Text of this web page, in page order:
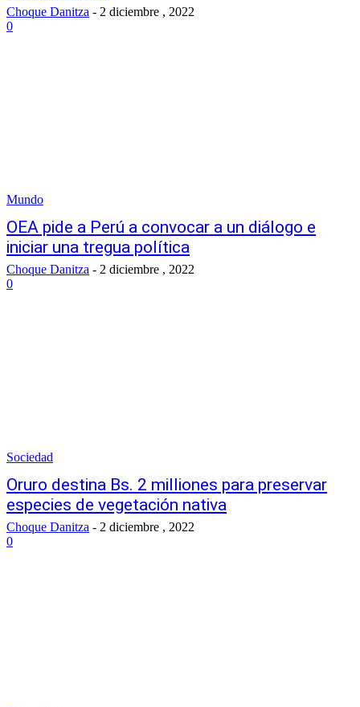
Choque Danitza - 2 diciembre , 2022
0
Mundo
OEA pide a Perú a convocar a un diálogo e
iniciar una tregua política
Choque Danitza - 2 diciembre , 2022
0
Sociedad
Oruro destina Bs. 2 milliones para preservar
especies de vegetación nativa
Choque Danitza - 2 diciembre , 2022
0